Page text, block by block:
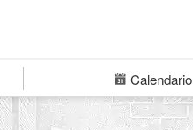
Calendario